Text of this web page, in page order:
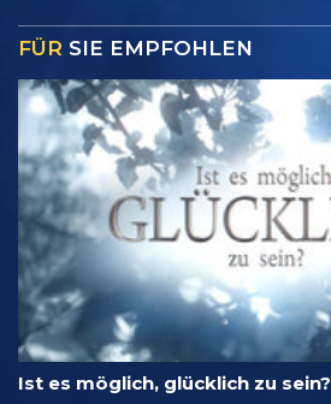
FÜR SIE EMPFOHLEN
Ist es möglich, glücklich zu sein?